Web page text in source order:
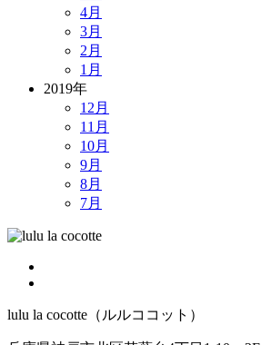
4月
3月
2月
1月
2019年
12月
11月
10月
9月
8月
7月
lulu la cocotte（ルルココット）